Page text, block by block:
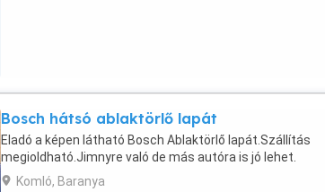
Bosch hátsó ablaktörlő lapát
Eladó a képen látható Bosch Ablaktörlő lapát.Szállítás
megioldható.Jimnyre való de más autóra is jó lehet.
Komló, Baranya